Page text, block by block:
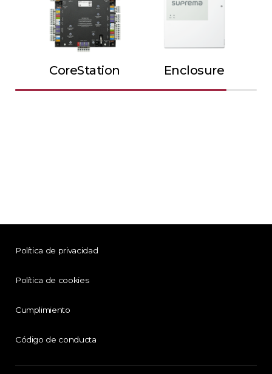
CoreStation Enclosure
Política de privacidad
Política de cookies
Cumplimiento
Código de conducta